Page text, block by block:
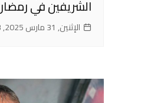
الشريفين في
الإثنين, 31 مارس 2025, 23:23